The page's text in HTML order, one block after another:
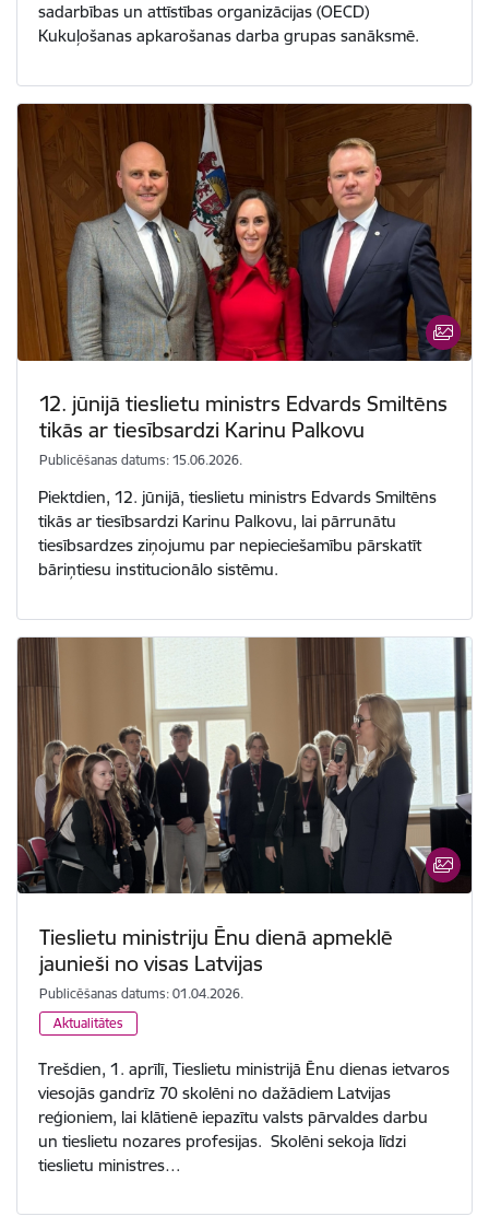
sadarbības un attīstības organizācijas (OECD)
Kukuļošanas apkarošanas darba grupas sanāksmē.
12. jūnijā tieslietu ministrs Edvards Smiltēns
tikās ar tiesībsardzi Karinu Palkovu
Publicēšanas datums: 15.06.2026.
Piektdien, 12. jūnijā, tieslietu ministrs Edvards Smiltēns
tikās ar tiesībsardzi Karinu Palkovu, lai pārrunātu
tiesībsardzes ziņojumu par nepieciešamību pārskatīt
bāriņtiesu institucionālo sistēmu.
Tieslietu ministriju Ēnu dienā apmeklē
jaunieši no visas Latvijas
Publicēšanas datums: 01.04.2026.
Aktualitātes
Trešdien, 1. aprīlī, Tieslietu ministrijā Ēnu dienas ietvaros
viesojās gandrīz 70 skolēni no dažādiem Latvijas
reģioniem, lai klātienē iepazītu valsts pārvaldes darbu
un tieslietu nozares profesijas. Skolēni sekoja līdzi
tieslietu ministres…